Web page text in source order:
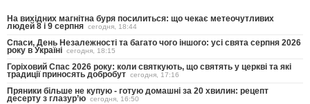
На вихідних магнітна буря посилиться: що чекає метеочутливих
людей 8 і 9 серпня сегодня, 18:44
Спаси, День Незалежності та багато чого іншого: усі свята серпня 2026
року в Україні сегодня, 18:15
Горіховий Спас 2026 року: коли святкують, що святять у церкві та які
традиції приносять добробут сегодня, 17:16
Пряники більше не купую - готую домашні за 20 хвилин: рецепт
десерту з глазур’ю сегодня, 16:50